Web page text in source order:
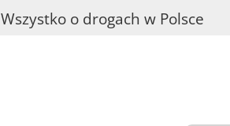
Wszystko o drogach w Polsce